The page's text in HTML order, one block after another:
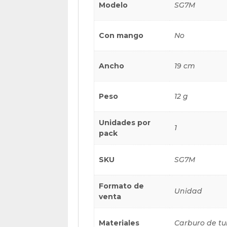
Modelo SG7M
Con mango No
Ancho 19 cm
Peso 12 g
Unidades por
pack
1
SKU SG7M
Formato de
venta
Unidad
Materiales Carburo de